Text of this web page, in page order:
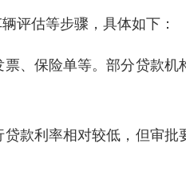
评估等步骤，具体如下：
、保险单等。部分贷款机
款利率相对较低，但审批